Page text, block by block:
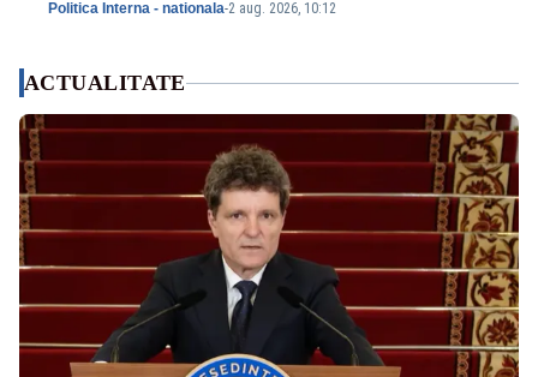
Politica Interna - nationala-2 aug. 2026, 10:12
ACTUALITATE